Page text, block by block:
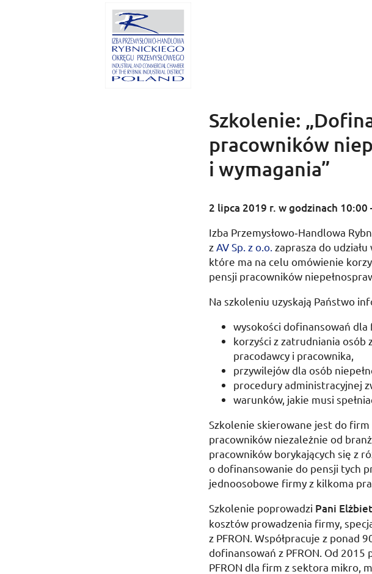
Szkolenie:
pracowników
i wymagania”
2 lipca 2019 r. w godzinach 10:00
Izba Przemysłowo­‑Handlowa
z AVSp. zo.o. zaprasza do
które ma na celu omówienie
pensji pracowników
Na szkoleniu uzyskają Państwo
wysokości dofinansowań dla
korzyści z zatrudniania osób
pracodawcy i pracownika,
przywilejów dla osób
procedury administracyjnej
warunków, jakie musi
Szkolenie skierowane jest do
pracowników niezależnie od
pracowników borykających się z
o dofinansowanie do pensji tych
jednoosobowe firmy z kilkoma
Szkolenie poprowadzi Pani
kosztów prowadzenia firmy,
z PFRON . Współpracuje z ponad
dofinansowań z PFRON . Od
PFRON dla firm z sektora mikro,